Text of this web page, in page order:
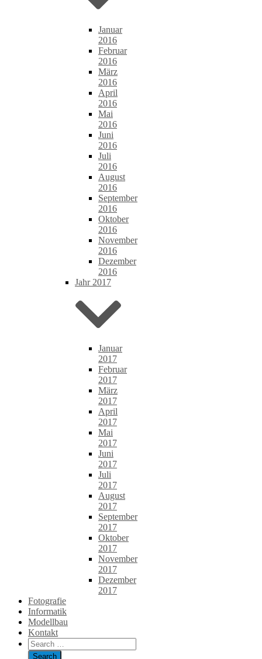
Januar
2016
Februar
2016
März
2016
April
2016
Mai
2016
Juni
2016
Juli
2016
August
2016
September
2016
Oktober
2016
November
2016
Dezember
2016
Jahr 2017
Januar
2017
Februar
2017
März
2017
April
2017
Mai
2017
Juni
2017
Juli
2017
August
2017
September
2017
Oktober
2017
November
2017
Dezember
2017
Fotografie
Informatik
Modellbau
Kontakt
Search
for: